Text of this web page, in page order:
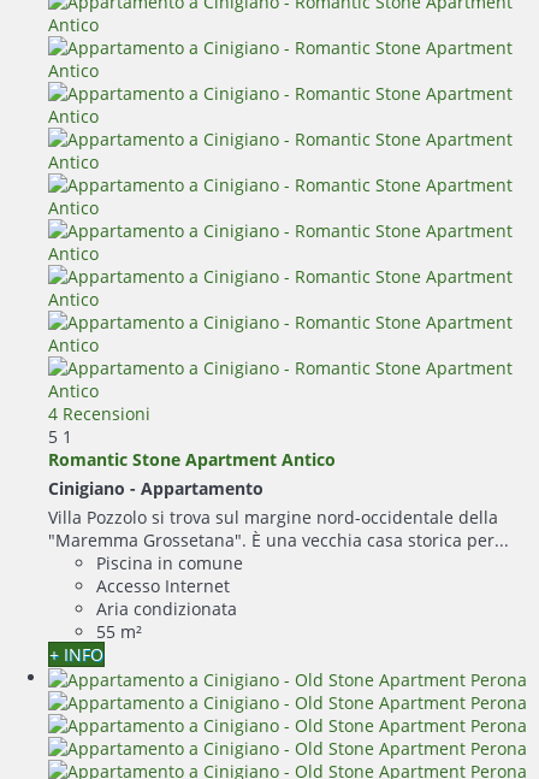
4 Recensioni
5 1
Romantic Stone Apartment Antico
Cinigiano - Appartamento
Villa Pozzolo si trova sul margine nord-occidentale della
"Maremma Grossetana". È una vecchia casa storica per...
Piscina in comune
Accesso Internet
Aria condizionata
55 m²
+ INFO